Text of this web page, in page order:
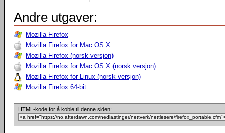
Andre utgaver:
Mozilla Firefox
Mozilla Firefox for Mac OS X
Mozilla Firefox (norsk versjon)
Mozilla Firefox for Mac OS X (norsk versjon)
Mozilla Firefox for Linux (norsk versjon)
Mozilla Firefox 64-bit
HTML-kode for å koble til denne siden: